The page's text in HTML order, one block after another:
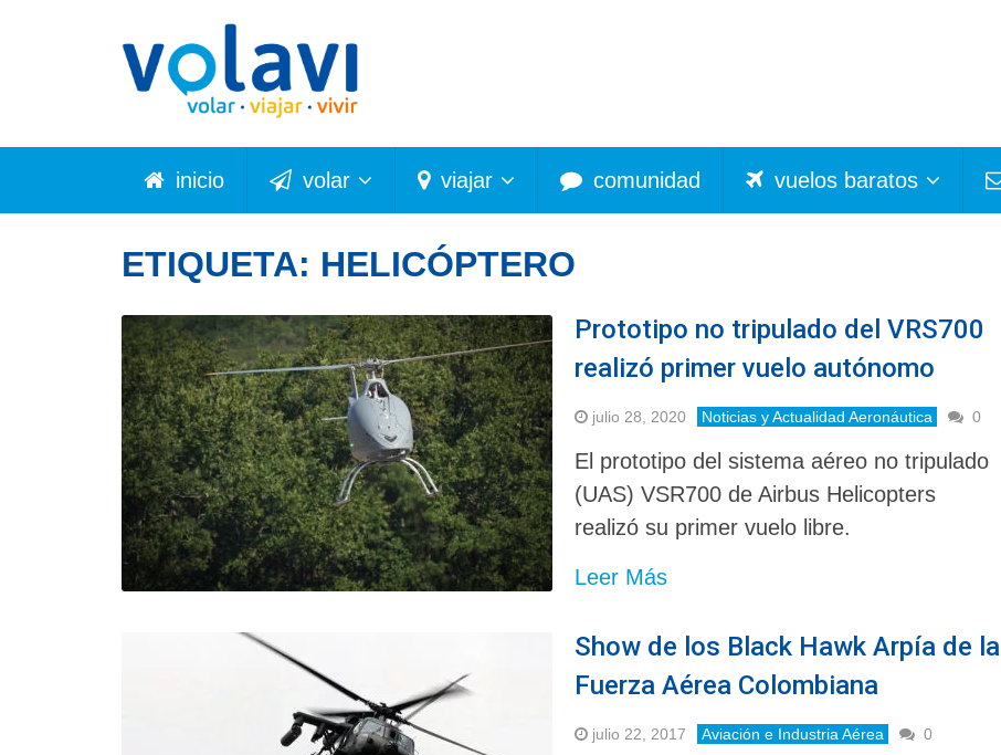
inicio volar viajar comunidad vuelos baratos
ETIQUETA: HELICÓPTERO
Prototipo no tripulado del VRS700
realizó primer vuelo autónomo
julio 28, 2020 Noticias y Actualidad Aeronáutica 0
El prototipo del sistema aéreo no tripulado
(UAS) VSR700 de Airbus Helicopters
realizó su primer vuelo libre.
Leer Más
Show de los Black Hawk Arpía de la
Fuerza Aérea Colombiana
julio 22, 2017 Aviación e Industria Aérea 0